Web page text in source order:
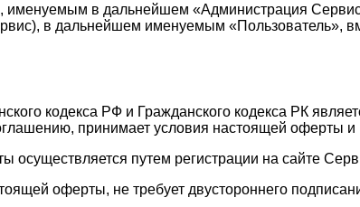
в дальнейшем «Администрация
в дальнейшем именуемым «Пользователь»,
кодекса РФ и Гражданского кодекса РК
принимает условия настоящей оферты
осуществляется путем регистрации на сайте
оферты, не требует двустороннего